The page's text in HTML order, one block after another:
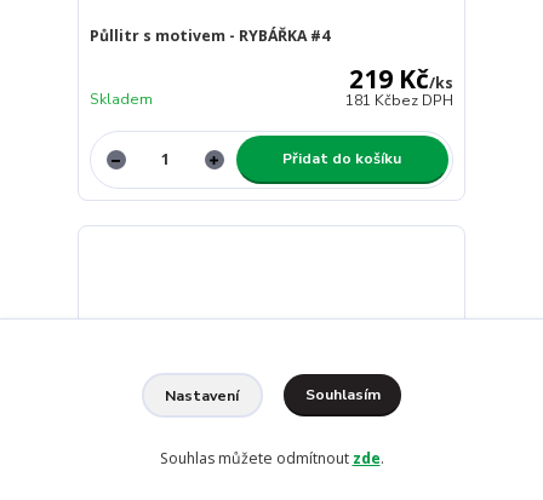
Půllitr s motivem - RYBÁŘKA #4
219 Kč/ks
181 Kčbez DPH
Skladem
Přidat do košíku
Nastavení Souhlasím
Souhlas můžete odmítnout zde.